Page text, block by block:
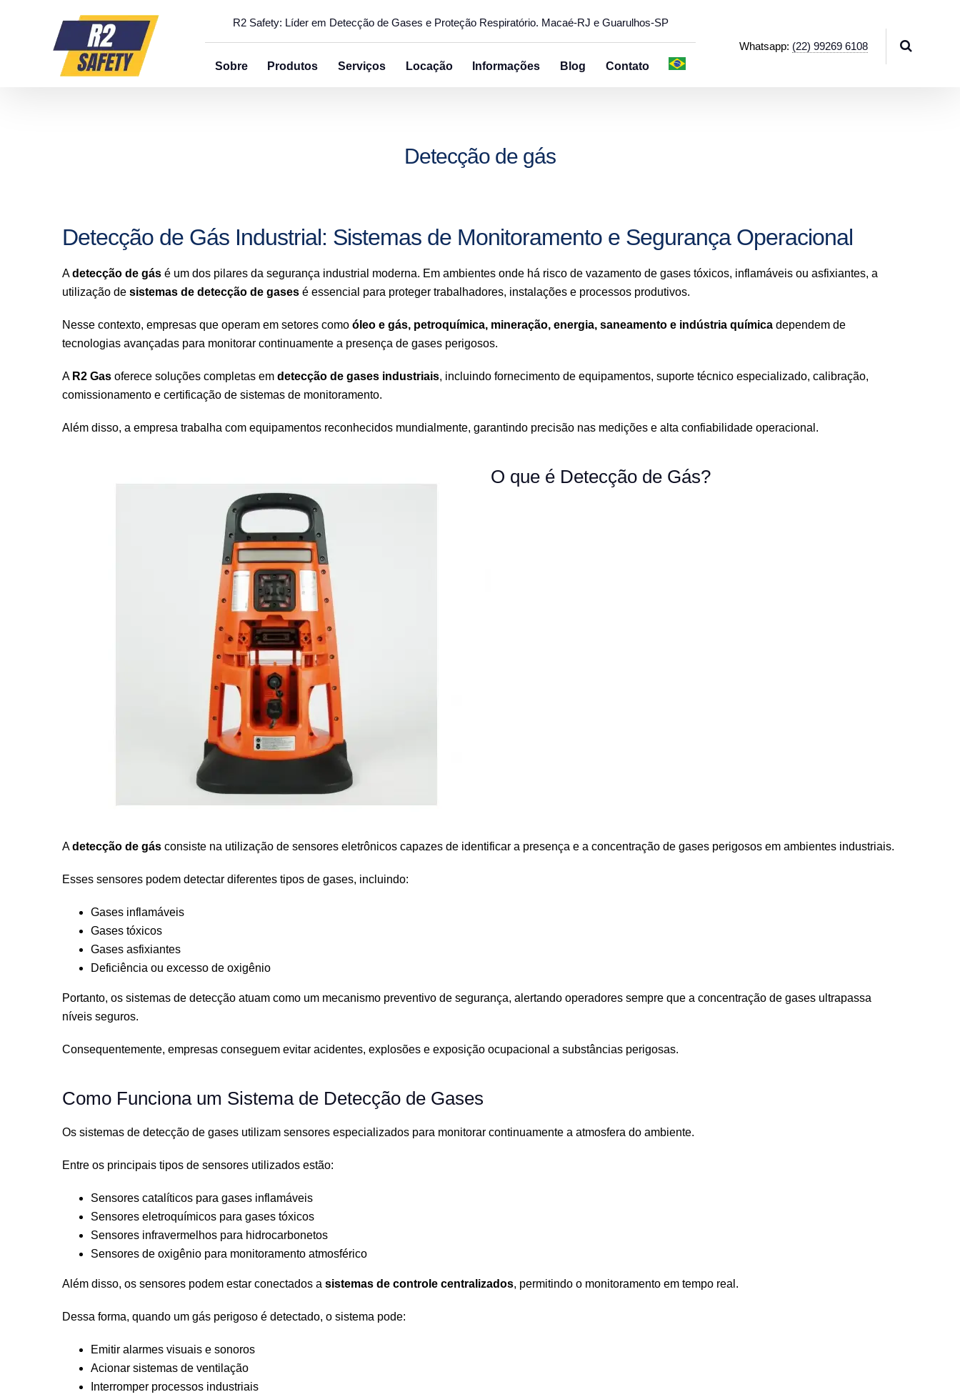
R2 Safety: Líder em Detecção de Gases e Proteção Respiratório. Macaé-RJ e Guarulhos-SP
Sobre Produtos Serviços Locação Informações Blog Contato
Whatsapp: (22) 99269 6108
Detecção de gás
Detecção de Gás Industrial: Sistemas de Monitoramento e Segurança Operacional
Adetecção de gás é um dos pilares da segurança industrial moderna. Em ambientes onde há risco de vazamento de gases tóxicos, inflamáveis ou asfixiantes, a
utilização de sistemas de detecção de gases é essencial para proteger trabalhadores, instalações e processos produtivos.
Nesse contexto, empresas que operam em setores como óleo e gás, petroquímica, mineração, energia, saneamento e indústria química dependem de
tecnologias avançadas para monitorar continuamente a presença de gases perigosos.
A R2 Gas oferece soluções completas em detecção de gases industriais, incluindo fornecimento de equipamentos, suporte técnico especializado, calibração,
comissionamento e certificação de sistemas de monitoramento.
Além disso, a empresa trabalha com equipamentos reconhecidos mundialmente, garantindo precisão nas medições e alta confiabilidade operacional.
O que é Detecção de Gás?
Adetecção de gás consiste na utilização de sensores eletrônicos capazes de identificar a presença e a concentração de gases perigosos em ambientes industriais.
Esses sensores podem detectar diferentes tipos de gases, incluindo:
Gases inflamáveis
Gases tóxicos
Gases asfixiantes
Deficiência ou excesso de oxigênio
Portanto, os sistemas de detecção atuam como um mecanismo preventivo de segurança, alertando operadores sempre que a concentração de gases ultrapassa
níveis seguros.
Consequentemente, empresas conseguem evitar acidentes, explosões e exposição ocupacional a substâncias perigosas.
Como Funciona um Sistema de Detecção de Gases
Os sistemas de detecção de gases utilizam sensores especializados para monitorar continuamente a atmosfera do ambiente.
Entre os principais tipos de sensores utilizados estão:
Sensores catalíticos para gases inflamáveis
Sensores eletroquímicos para gases tóxicos
Sensores infravermelhos para hidrocarbonetos
Sensores de oxigênio para monitoramento atmosférico
Além disso, os sensores podem estar conectados a sistemas de controle centralizados, permitindo o monitoramento em tempo real.
Dessa forma, quando um gás perigoso é detectado, o sistema pode:
Emitir alarmes visuais e sonoros
Acionar sistemas de ventilação
Interromper processos industriais